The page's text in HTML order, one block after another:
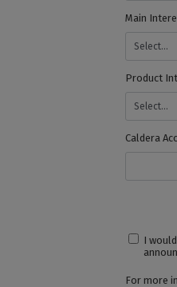
Main
Product
Caldera
I
For more